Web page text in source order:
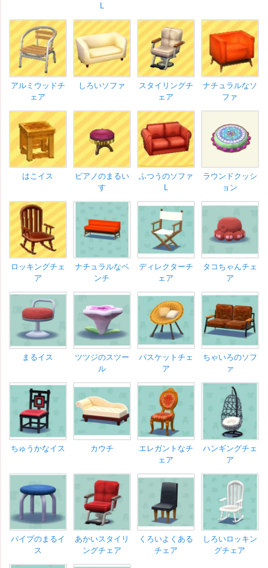
L
アルミウッドチ
ェア
しろいソファ
スタイリングチ
ェア
ナチュラルなソ
ファ
はこイス
ピアノのまるい
す
ふつうのソファ
ラウンドクッシ
ョン
ロッキングチェ
ア
ナチュラルなベ
ンチ
ディレクターチ
ェア
タコちゃんチェ
ア
まるイス
ツツジのスツー
ル
バスケットチェ
ア
ちゃいろのソフ
ァ
ちゅうかなイス カウチ
エレガントなチ
ェア
ハンギングチェ
ア
パイプのまるイ
ス
あかいスタイリ
ングチェア
くろいよくある
チェア
しろいロッキン
グチェア